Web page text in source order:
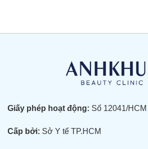
Giấy phép hoạt động: Số 12041/
Cấp bởi: Sở Y tế TP.HCM